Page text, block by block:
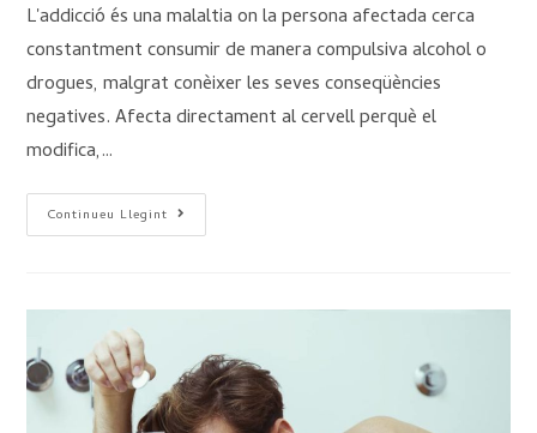
L'addicció és una malaltia on la persona afectada cerca
constantment consumir de manera compulsiva alcohol o
drogues, malgrat conèixer les seves conseqüències
negatives. Afecta directament al cervell perquè el
modifica,…
Continueu Llegint